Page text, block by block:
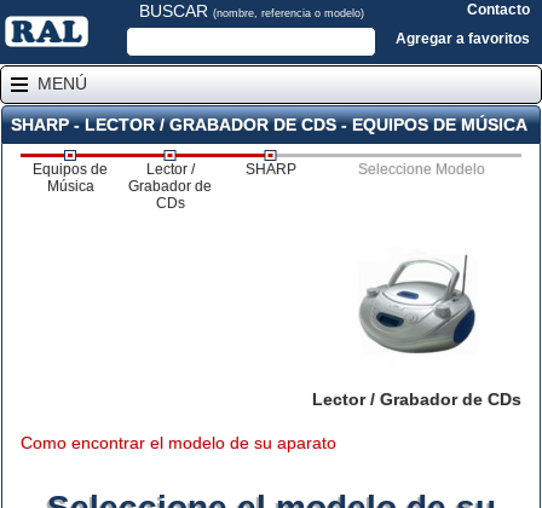
BUSCAR (nombre, referencia o modelo)
Contacto
Agregar a favoritos
MENÚ
SHARP - LECTOR / GRABADOR DE CDS - EQUIPOS DE MÚSICA
Equipos de
Música
Lector /
Grabador de
CDs
SHARP Seleccione Modelo
Lector / Grabador de CDs
Como encontrar el modelo de su aparato